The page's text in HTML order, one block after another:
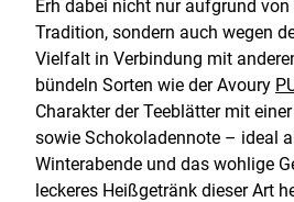
Erh dabei nicht nur aufgrund
Tradition, sondern auch wegen
Vielfalt in Verbindung mit
bündeln Sorten wie der Avoury
Charakter der Teeblätter mit
sowie Schokoladennote – ideal
Winterabende und das wohlige
leckeres Heißgetränk dieser Art